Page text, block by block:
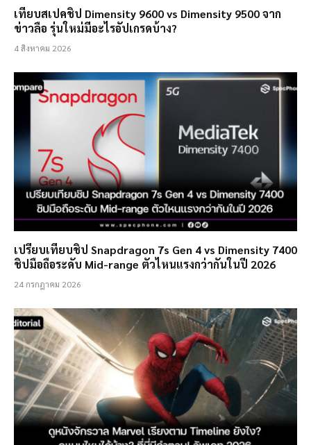
เทียบสเปคชิป Dimensity 9600 vs Dimensity 9500 จาก
ข่าวลือ รุ่นใหม่มีอะไรอัปเกรดบ้าง?
4 สิงหาคม 2026
เปรียบเทียบชิป Snapdragon 7s Gen 4 vs Dimensity 7400
ชิปมือถือระดับ Mid-range ตัวไหนแรงกว่ากันในปี 2026
24 กรกฎาคม 2026